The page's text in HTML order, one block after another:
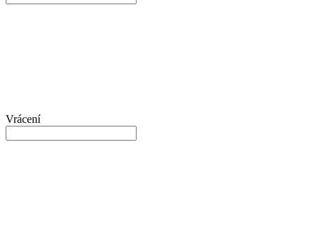
Vrácení